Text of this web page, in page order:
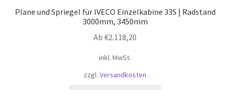
können
Plane und Spriegel für IVECO Einzelkabine 33S | Radstand
3000mm, 3450mm
Ab €2.118,20
inkl. MwSt.
zzgl. Versandkosten